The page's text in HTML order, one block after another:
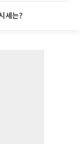
세는?